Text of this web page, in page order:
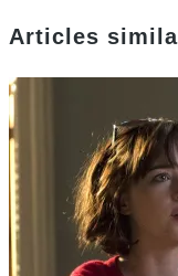
Articles